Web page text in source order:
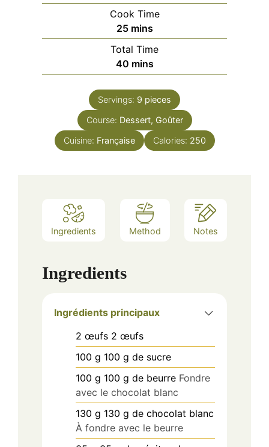
Cook Time
25minutes
mins
Total Time
40minutes
mins
Servings: 9 pieces
Course: Dessert, Goûter
Cuisine: Française Calories: 250
Ingredients Method Notes
Ingredients
Ingrédients principaux
2 œufs 2 œufs
100 g 100 g de sucre
100 g 100 g de beurre Fondre
avec le chocolat blanc
130 g 130 g de chocolat blanc
À fondre avec le beurre